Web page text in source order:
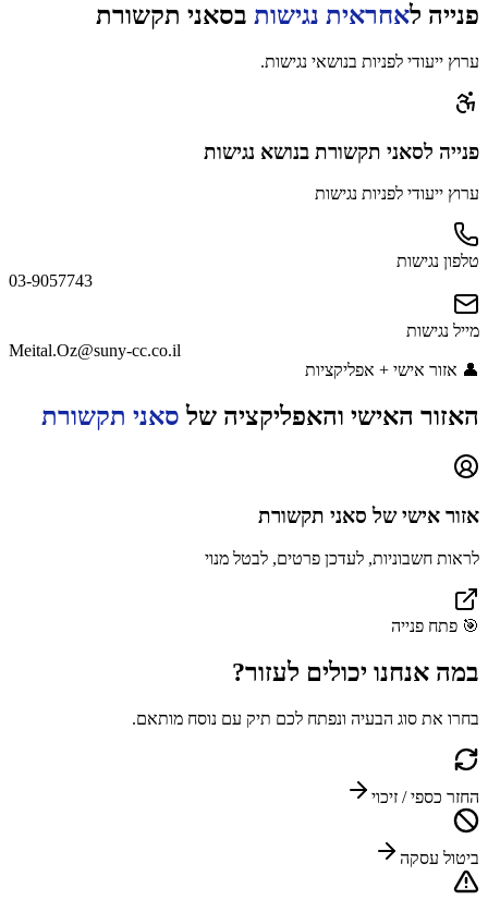
פנייה לאחראית נגישות בסאני תקשורת
ערוץ ייעודי לפניות בנושאי נגישות.
פנייה לסאני תקשורת בנושא נגישות
ערוץ ייעודי לפניות נגישות
טלפון נגישות
03-9057743
מייל נגישות
Meital.Oz@suny-cc.co.il
👤 אזור אישי + אפליקציות
האזור האישי והאפליקציה של סאני תקשורת
אזור אישי של סאני תקשורת
לראות חשבוניות, לעדכן פרטים, לבטל מנוי
🎯 פתח פנייה
במה אנחנו יכולים לעזור?
בחרו את סוג הבעיה ונפתח לכם תיק עם נוסח מותאם.
החזר כספי / זיכוי
ביטול עסקה